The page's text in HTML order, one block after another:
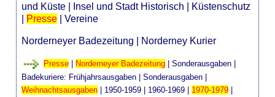
und Küste
Insel und Stadt Historisch
Küstenschutz
Presse |Vereine
Norderneyer Badezeitung Norderney Kurier
Presse Norderneyer Badezeitung |Sonderausgaben
Badekuriere: Frühjahrsausgaben |Sonderausgaben |
Weihnachtsausgaben | 1950-1959 | 1960-1969 | 1970-1979 |